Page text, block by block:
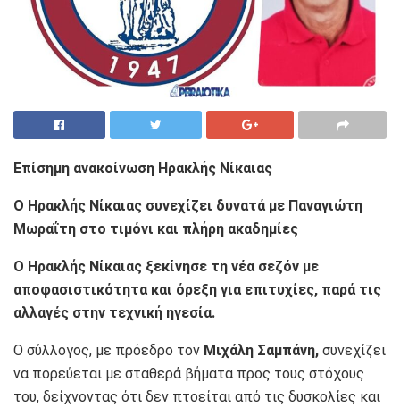
Επίσημη ανακοίνωση Ηρακλής Νίκαιας
Ο Ηρακλής Νίκαιας συνεχίζει δυνατά με Παναγιώτη
Μωραΐτη στο τιμόνι και πλήρη ακαδημίες
Ο Ηρακλής Νίκαιας ξεκίνησε τη νέα σεζόν με
αποφασιστικότητα και όρεξη για επιτυχίες, παρά τις
αλλαγές στην τεχνική ηγεσία.
Ο σύλλογος, με πρόεδρο τον Μιχάλη Σαμπάνη, συνεχίζει
να πορεύεται με σταθερά βήματα προς τους στόχους
του, δείχνοντας ότι δεν πτοείται από τις δυσκολίες και